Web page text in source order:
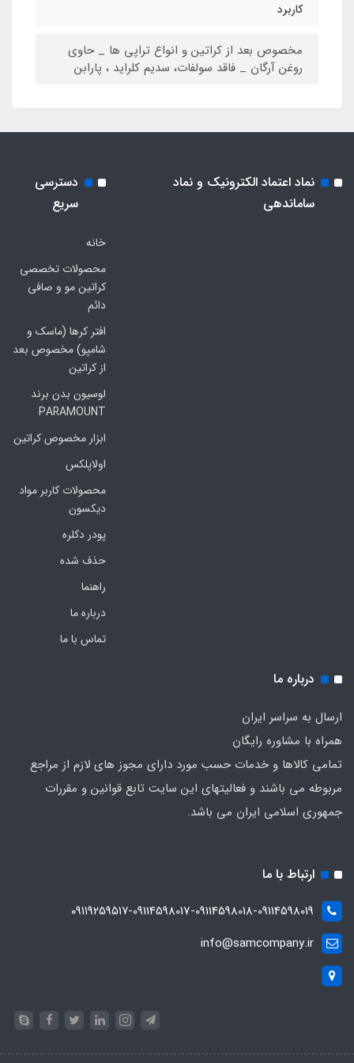
کاربرد
مخصوص بعد از کراتین و انواع تراپی ها _ حاوی
روغن آرگان _ فاقد سولفات، سدیم کلراید ، پارابن
نماد اعتماد الکترونیک و نماد
ساماندهی
دسترسی
سریع
خانه
محصولات تخصصی
کراتین مو و صافی
دائم
افتر کرها (ماسک و
شامپو) مخصوص بعد
از کراتین
لوسیون بدن برند
PARAMOUNT
ابزار مخصوص کراتین
اولاپلکس
محصولات کاربر مواد
دیکسون
پودر دکلره
حذف شده
راهنما
درباره ما
تماس با ما
درباره ما
ارسال به سراسر ایران
همراه با مشاوره رایگان
تمامی کالاها و خدمات حسب مورد دارای مجوز های لازم از مراجع
مربوطه می باشند و فعالیتهای این سایت تابع قوانین و مقررات
جمهوری اسلامی ایران می باشد.
ارتباط با ما
۰۹۱۱۹۲۵۹۵۱۷-09114598017-09114598018-09114598019
info@samcompany.ir